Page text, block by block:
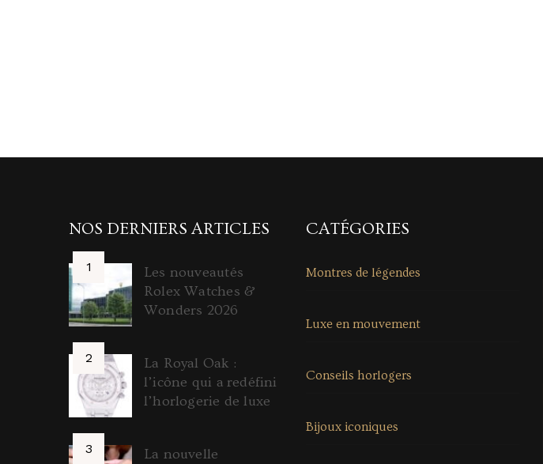
NOS DERNIERS ARTICLES
Les nouveautés
Rolex Watches &
Wonders 2026
La Royal Oak :
l’icône qui a redéfini
l’horlogerie de luxe
La nouvelle
CATÉGORIES
Montres de légendes
Luxe en mouvement
Conseils horlogers
Bijoux iconiques